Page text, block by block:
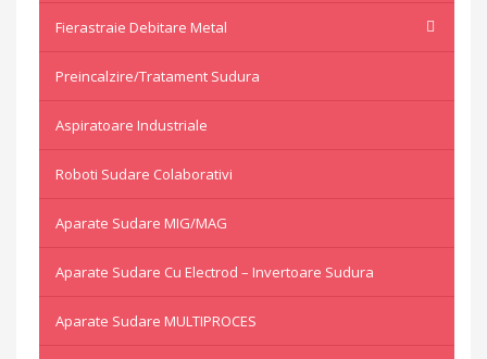
Fierastraie Debitare Metal
Preincalzire/Tratament Sudura
Aspiratoare Industriale
Roboti Sudare Colaborativi
Aparate Sudare MIG/MAG
Aparate Sudare Cu Electrod – Invertoare Sudura
Aparate Sudare MULTIPROCES